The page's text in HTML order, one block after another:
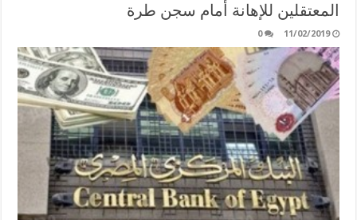
المعتقلين للإهانة أمام سجن طرة
11/02/2019
0